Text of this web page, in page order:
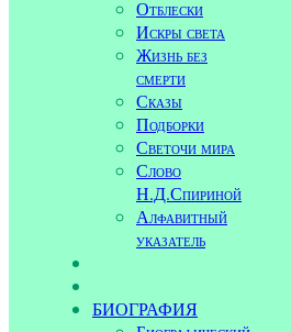
Отблески
Искры света
Жизнь без
смерти
Сказы
Подборки
Светочи мира
Слово
Н.Д.Спириной
Алфавитный
указатель
БИОГРАФИЯ